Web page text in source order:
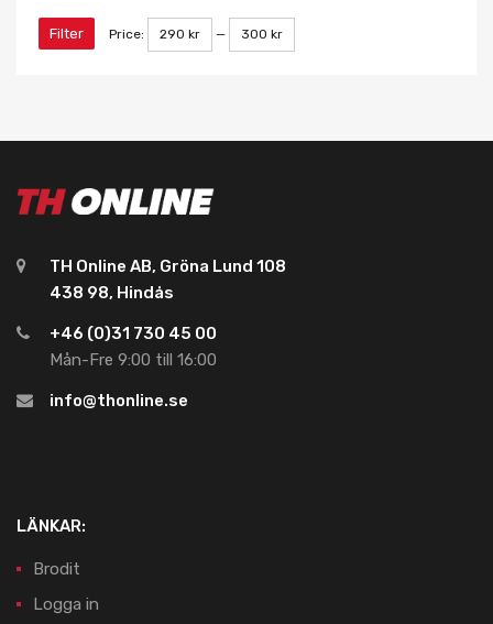
Filter Price: 290 kr — 300 kr
TH Online AB, Gröna Lund 108
438 98, Hindås
+46 (0)31 730 45 00
Mån-Fre 9:00 till 16:00
info@thonline.se
LÄNKAR:
Brodit
Logga in